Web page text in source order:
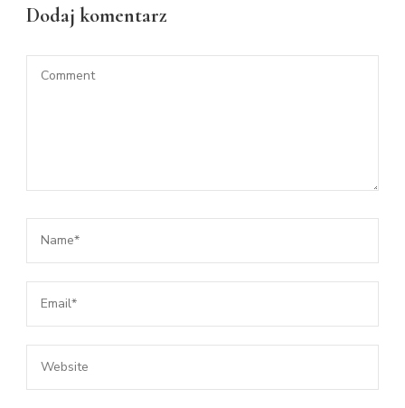
Dodaj komentarz